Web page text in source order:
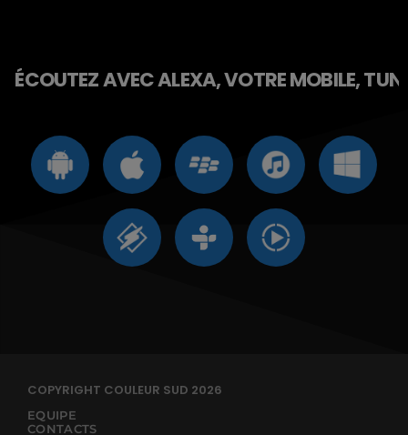
ÉCOUTEZ AVEC ALEXA, VOTRE MOBILE,
COPYRIGHT COULEUR SUD 2026
EQUIPE
CONTACTS